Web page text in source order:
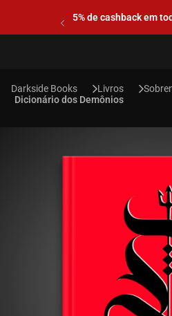
5% de cashback em
Livros
Dicionário dos Demônios